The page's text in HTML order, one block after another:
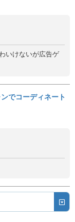
いけないが広告ゲ
でコーディネート